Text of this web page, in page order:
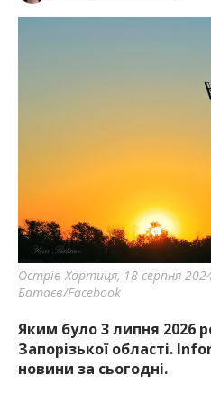
Острів Хортиця, 18 серпня
Батаєв/Facebook
Яким було 3 липня 2026
Запорізької області.
новини за сьогодні.